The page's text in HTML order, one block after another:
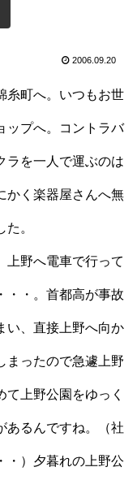
2006.09.20
糸町へ。いつもお世
ップへ。コントラバ
ラを一人で運ぶのは
かく楽器屋さんへ無
。
上野へ電車で行って
・・。首都高が事故
い、直接上野へ向か
まったので急遽上野
上野公園をゆっく
あるんですね。（社
・）夕暮れの上野公